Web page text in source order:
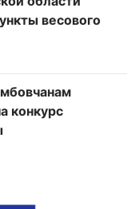
весового
конкурс